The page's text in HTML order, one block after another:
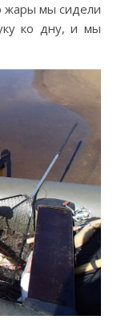
жары мы сидели
ко дну, и мы